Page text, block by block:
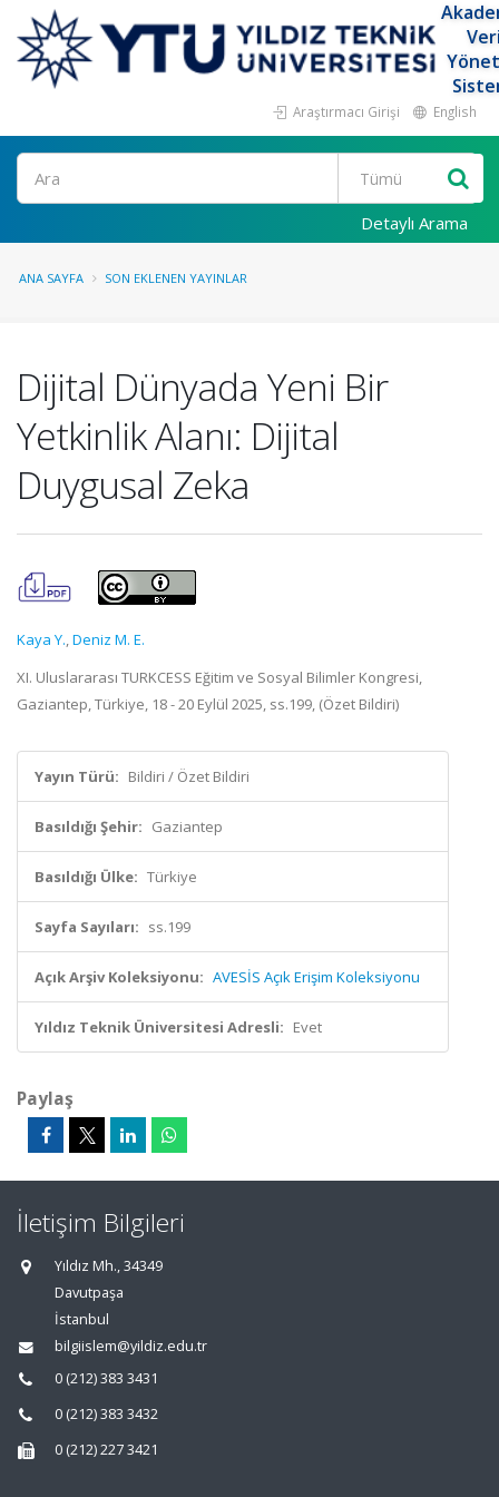
Araştırmacı Girişi English
Ara
Detaylı Arama
ANA SAYFA SON EKLENEN YAYINLAR
Dijital Dünyada Yeni Bir
Yetkinlik Alanı: Dijital
Duygusal Zeka
Kaya Y.,Deniz M. E.
XI. Uluslararası TURKCESS Eğitim ve Sosyal Bilimler Kongresi,
Gaziantep, Türkiye, 18 - 20 Eylül 2025, ss.199, (Özet Bildiri)
Yayın Türü: Bildiri / Özet Bildiri
Basıldığı Şehir: Gaziantep
Basıldığı Ülke: Türkiye
Sayfa Sayıları: ss.199
Açık Arşiv Koleksiyonu: AVESİS Açık Erişim Koleksiyonu
Yıldız Teknik Üniversitesi Adresli: Evet
Paylaş
İletişim Bilgileri
Yıldız Mh., 34349
Davutpaşa
İstanbul
bilgiislem@yildiz.edu.tr
0 (212) 383 3431
0 (212) 383 3432
0 (212) 227 3421